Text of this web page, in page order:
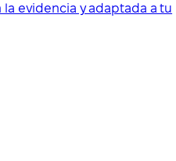
evidencia y adaptada a tu